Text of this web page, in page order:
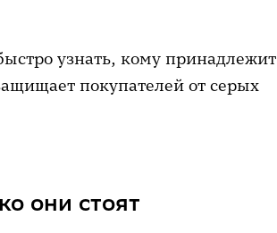
узнать, кому принадлежит
покупателей от серых
они стоят